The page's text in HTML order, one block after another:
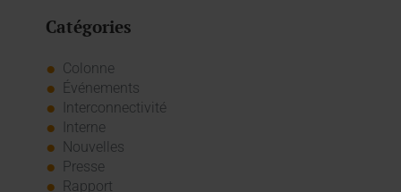
Catégories
Colonne
Événements
Interconnectivité
Interne
Nouvelles
Presse
Rapport